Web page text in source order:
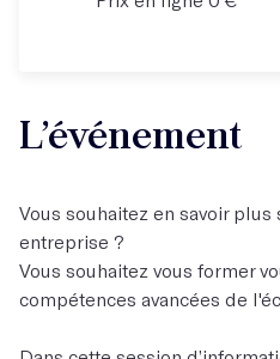
L’événement
Vous souhaitez en savoir plus
entreprise ?
Vous souhaitez vous former
compétences avancées de